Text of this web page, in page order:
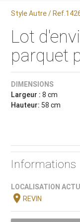
Style Autre /
Lot
parquet
DIMENSIONS
Largeur : 8 cm
Hauteur: 58 cm
Informations
LOCALISATION
location_onREVIN